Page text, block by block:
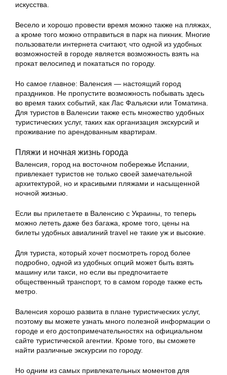
искусства.
Весело и хорошо провести время можно также на пляжах,
а кроме того можно отправиться в парк на пикник. Многие
пользователи интернета считают, что одной из удобных
возможностей в городе является возможность взять на
прокат велосипед и покататься по городу.
Но самое главное: Валенсия — настоящий город
праздников. Не пропустите возможность побывать здесь
во время таких событий, как Лас Фальяски или Томатина.
Для туристов в Валенсии также есть множество удобных
туристических услуг, таких как организация экскурсий и
проживание по арендованным квартирам.
Пляжи и ночная жизнь города
Валенсия, город на восточном побережье Испании,
привлекает туристов не только своей замечательной
архитектурой, но и красивыми пляжами и насыщенной
ночной жизнью.
Если вы прилетаете в Валенсию с Украины, то теперь
можно лететь даже без багажа, кроме того, цены на
билеты удобных авиалиний travel не такие уж и высокие.
Для туриста, который хочет посмотреть город более
подробно, одной из удобных опций может быть взять
машину или такси, но если вы предпочитаете
общественный транспорт, то в самом городе также есть
метро.
Валенсия хорошо развита в плане туристических услуг,
поэтому вы можете узнать много полезной информации о
городе и его достопримечательностях на официальном
сайте туристической агентии. Кроме того, вы сможете
найти различные экскурсии по городу.
Но одним из самых привлекательных моментов для